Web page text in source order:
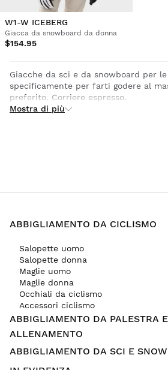
W1-W ICEBERG
Giacca da snowboard da donna
$154.95
Giacche da sci e da snowboard per
specificamente per farti godere al
preferito. Corriere espresso.
Mostra di più
ABBIGLIAMENTO DA CICLISMO
Salopette uomo
Salopette donna
Maglie uomo
Maglie donna
Occhiali da ciclismo
Accessori ciclismo
ABBIGLIAMENTO DA PALESTRA E
ALLENAMENTO
ABBIGLIAMENTO DA SCI E